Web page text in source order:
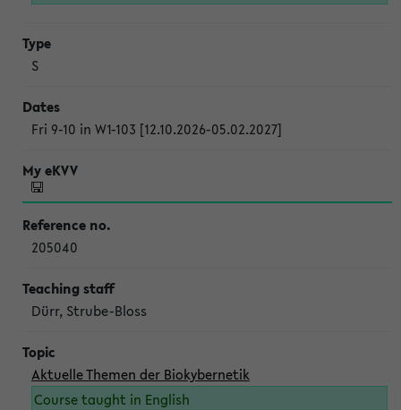
S
Fri 9-10 in W1-103 [12.10.2026-05.02.2027]
205040
Dürr, Strube-Bloss
Aktuelle Themen der Biokybernetik
Course taught in English